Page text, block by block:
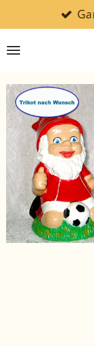
Hauptinhalt
springen